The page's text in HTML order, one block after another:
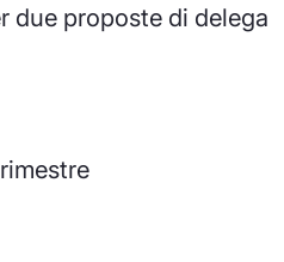
due proposte di delega